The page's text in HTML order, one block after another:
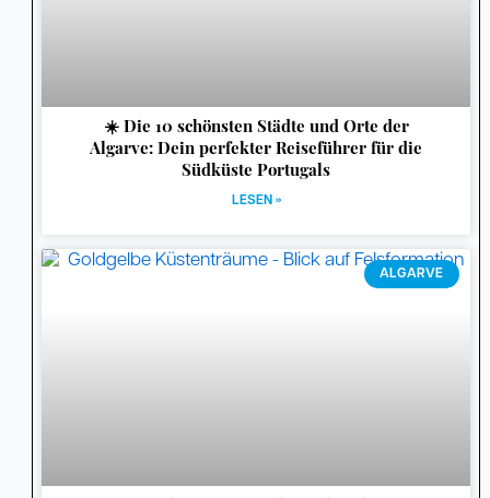
☀️ Die 10 schönsten Städte und Orte der
Algarve: Dein perfekter Reiseführer für die
Südküste Portugals
LESEN »
ALGARVE